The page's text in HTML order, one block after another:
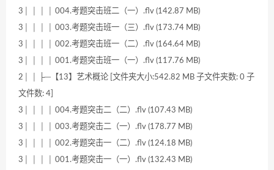
3│ │ │ │ 004.考题突击班二（一）.flv (142.87 MB)
3│ │ │ │ 003.考题突击班一（三）.flv (173.74 MB)
3│ │ │ │ 002.考题突击班一（二）.flv (164.64 MB)
3│ │ │ │ 001.考题突击班一（一）.flv (117.76 MB)
2│ │ ├─【13】艺术概论 [文件夹大小:542.82 MB 子文件夹数: 0 子
文件数: 4]
3│ │ │ │ 004.考题突击二（二）.flv (107.43 MB)
3│ │ │ │ 003.考题突击二（一）.flv (178.77 MB)
3│ │ │ │ 002.考题突击一（二）.flv (124.18 MB)
3│ │ │ │ 001.考题突击一（一）.flv (132.43 MB)